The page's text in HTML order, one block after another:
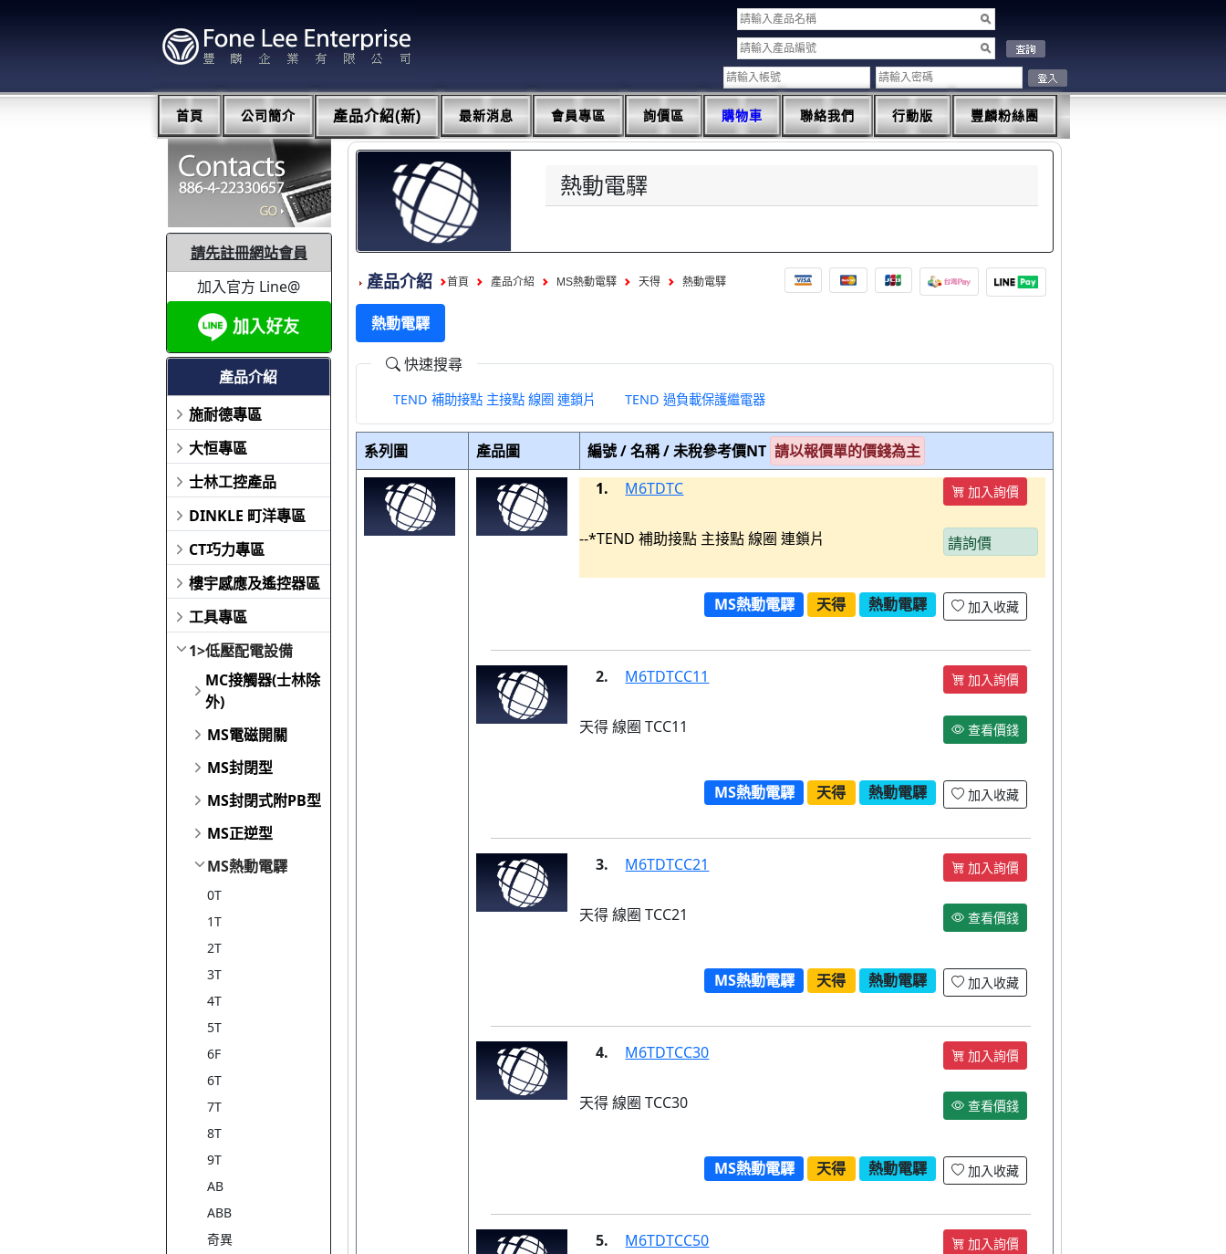
首頁 公司簡介 產品介紹(新) 最新消息 會員專區 詢價區 購物車 聯絡我們 行動版 豐麟粉絲團
請先註冊網站會員
加入官方 Line@
產品介紹
施耐德專區
大恒專區
士林工控產品
DINKLE 町洋專區
CT巧力專區
樓宇感應及遙控器區
工具專區
1>低壓配電設備
MC接觸器(士林除
外)
MS電磁開關
MS封閉型
MS封閉式附PB型
MS正逆型
MS熱動電驛
0T
1T
2T
3T
4T
5T
6F
6T
7T
8T
9T
AB
ABB
奇異
熱動電驛
產品介紹 首頁 產品介紹 MS熱動電驛 天得 熱動電驛
熱動電驛
快速搜尋
TEND 補助接點 主接點 線圈 連鎖片 TEND 過負載保護繼電器
系列圖 產品圖 編號 / 名稱 / 未稅參考價NT 請以報價單的價錢為主
1.
M6TDTC 加入詢價
--*TEND 補助接點 主接點 線圈 連鎖片 請詢價
MS熱動電驛 天得 熱動電驛 加入收藏
2. M6TDTCC11 加入詢價
天得 線圈 TCC11 查看價錢
MS熱動電驛 天得 熱動電驛 加入收藏
3. M6TDTCC21 加入詢價
天得 線圈 TCC21 查看價錢
MS熱動電驛 天得 熱動電驛 加入收藏
4. M6TDTCC30 加入詢價
天得 線圈 TCC30 查看價錢
MS熱動電驛 天得 熱動電驛 加入收藏
5. M6TDTCC50 加入詢價